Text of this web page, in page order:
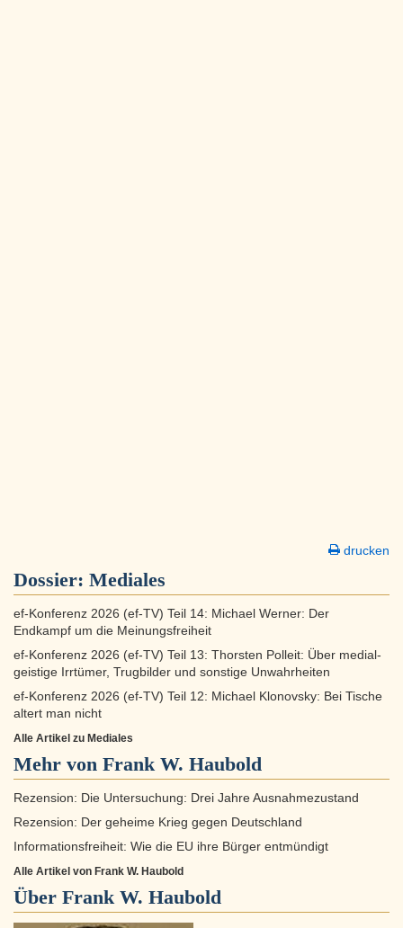
drucken
Dossier: Mediales
ef-Konferenz 2026 (ef-TV) Teil 14: Michael Werner: Der
Endkampf um die Meinungsfreiheit
ef-Konferenz 2026 (ef-TV) Teil 13: Thorsten Polleit: Über medial-
geistige Irrtümer, Trugbilder und sonstige Unwahrheiten
ef-Konferenz 2026 (ef-TV) Teil 12: Michael Klonovsky: Bei Tische
altert man nicht
Alle Artikel zu Mediales
Mehr von Frank W. Haubold
Rezension: Die Untersuchung: Drei Jahre Ausnahmezustand
Rezension: Der geheime Krieg gegen Deutschland
Informationsfreiheit: Wie die EU ihre Bürger entmündigt
Alle Artikel von Frank W. Haubold
Über Frank W. Haubold